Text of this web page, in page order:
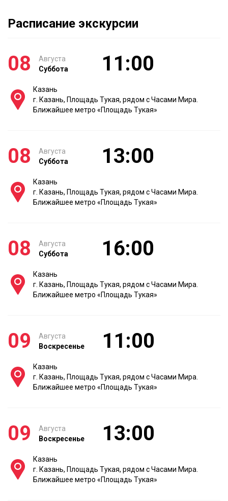
Расписание экскурсии
08
Августа
Суббота
11:00
Казань
г. Казань, Площадь Тукая, рядом с Часами Мира.
Ближайшее метро «Площадь Тукая»
08
Августа
Суббота
13:00
Казань
г. Казань, Площадь Тукая, рядом с Часами Мира.
Ближайшее метро «Площадь Тукая»
08
Августа
Суббота
16:00
Казань
г. Казань, Площадь Тукая, рядом с Часами Мира.
Ближайшее метро «Площадь Тукая»
09
Августа
Воскресенье
11:00
Казань
г. Казань, Площадь Тукая, рядом с Часами Мира.
Ближайшее метро «Площадь Тукая»
09
Августа
Воскресенье
13:00
Казань
г. Казань, Площадь Тукая, рядом с Часами Мира.
Ближайшее метро «Площадь Тукая»